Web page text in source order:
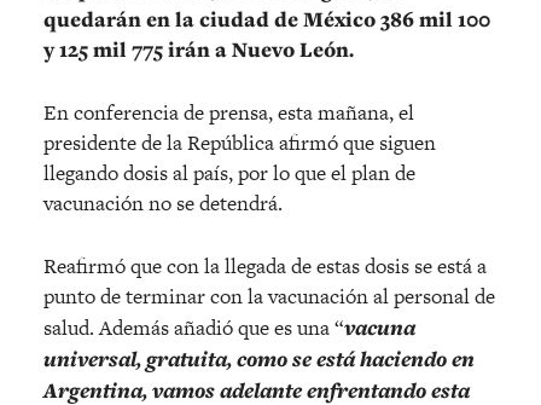
quedarán en la ciudad de México 386 mil 100
y 125 mil 775 irán a Nuevo León.
En conferencia de prensa, esta mañana, el
presidente de la República afirmó que siguen
llegando dosis al país, por lo que el plan de
vacunación no se detendrá.
Reafirmó que con la llegada de estas dosis se está a
punto de terminar con la vacunación al personal de
salud. Además añadió que es una “vacuna
universal, gratuita, como se está haciendo en
Argentina, vamos adelante enfrentando esta